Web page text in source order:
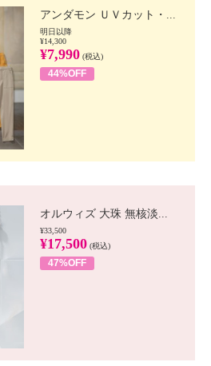
アンダモン ＵＶカット・...
明日以降
¥14,300
¥7,990 (税込)
44%OFF
オルウィズ 大珠 無核淡...
¥33,500
¥17,500 (税込)
47%OFF